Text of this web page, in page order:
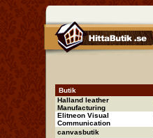
Butik
Halland leather
Manufacturing
Elitneon Visual
Communication
canvasbutik